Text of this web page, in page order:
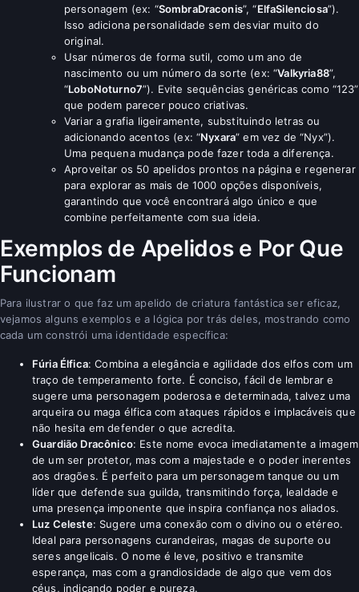
personagem (ex: “SombraDraconis”, “ElfaSilenciosa”).
Isso adiciona personalidade sem desviar muito do
original.
Usar números de forma sutil, como um ano de
nascimento ou um número da sorte (ex: “Valkyria88”,
“LoboNoturno7”). Evite sequências genéricas como “123”
que podem parecer pouco criativas.
Variar a grafia ligeiramente, substituindo letras ou
adicionando acentos (ex: “Nyxara” em vez de “Nyx”).
Uma pequena mudança pode fazer toda a diferença.
Aproveitar os 50 apelidos prontos na página e regenerar
para explorar as mais de 1000 opções disponíveis,
garantindo que você encontrará algo único e que
combine perfeitamente com sua ideia.
Exemplos de Apelidos e Por Que
Funcionam
Para ilustrar o que faz um apelido de criatura fantástica ser eficaz,
vejamos alguns exemplos e a lógica por trás deles, mostrando como
cada um constrói uma identidade específica:
Fúria Élfica: Combina a elegância e agilidade dos elfos com um
traço de temperamento forte. É conciso, fácil de lembrar e
sugere uma personagem poderosa e determinada, talvez uma
arqueira ou maga élfica com ataques rápidos e implacáveis que
não hesita em defender o que acredita.
Guardião Dracônico: Este nome evoca imediatamente a imagem
de um ser protetor, mas com a majestade e o poder inerentes
aos dragões. É perfeito para um personagem tanque ou um
líder que defende sua guilda, transmitindo força, lealdade e
uma presença imponente que inspira confiança nos aliados.
Luz Celeste: Sugere uma conexão com o divino ou o etéreo.
Ideal para personagens curandeiras, magas de suporte ou
seres angelicais. O nome é leve, positivo e transmite
esperança, mas com a grandiosidade de algo que vem dos
céus, indicando poder e pureza.